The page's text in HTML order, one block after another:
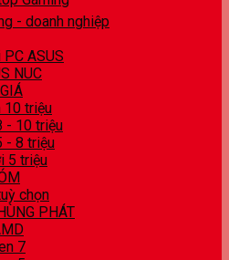
- doanh nghiệp
ASUS
NUC
10 triệu
- 10 triệu
- 8 triệu
5 triệu
chọn
PHÁT
7